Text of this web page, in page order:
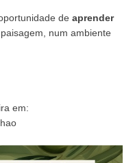
de aprender
num ambiente
em: